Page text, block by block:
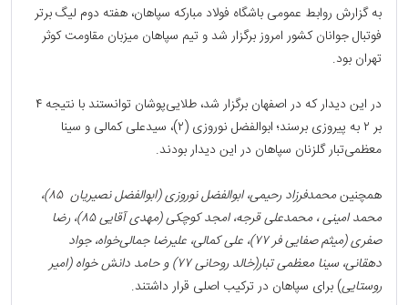
به گزارش روابط عمومی باشگاه فولاد مبارکه سپاهان، هفته دوم لیگ برتر
فوتبال جوانان کشور امروز برگزار شد و تیم سپاهان میزبان مقاومت کوثر
تهران بود.
در این دیدار که در اصفهان برگزار شد، طلایی‌پوشان توانستند با نتیجه ۴
بر ۲ به پیروزی برسند؛ ابوالفضل نوروزی (۲)، سیدعلی کمالی و سینا
معظمی‌تبار گلزنان سپاهان در این دیدار بودند.
همچنین
محمد‌فرزاد رحیمی، ابوالفضل نوروزی (ابوالفضل نصیریان ۸۵)،
محمد امینی ، محمد‌علی قرجه، امجد کوچکی (مهدی آقايی ۸۵)، رضا
صفری (میثم صفایی فر ۷۷)، علی کمالی، علیرضا جمالی‌خواه، جواد
دهقانی، سینا معظمی‌ تبار(خالد روحانی ۷۷) و حامد دانش خواه (امیر
روستايی) برای سپاهان در ترکیب اصلی قرار داشتند.